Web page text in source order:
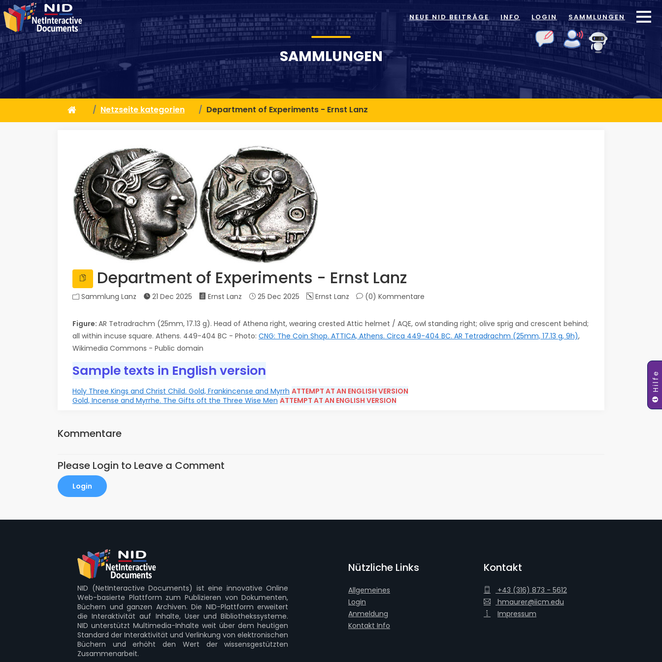
Hilfe
NEUE NID BEITRÄGE INFO LOGIN SAMMLUNGEN
SAMMLUNGEN
Netzseite kategorien Department of Experiments - Ernst Lanz
Department of Experiments - Ernst Lanz
Sammlung Lanz 21 Dec 2025 Ernst Lanz 25 Dec 2025 Ernst Lanz (0) Kommentare
Figure: AR Tetradrachm (25mm, 17.13 g). Head of Athena right, wearing crested Attic helmet / AQE, owl standing right; olive sprig and crescent behind;
all within incuse square. Athens. 449-404 BC - Photo: CNG: The Coin Shop. ATTICA, Athens. Circa 449-404 BC. AR Tetradrachm (25mm, 17.13 g, 9h),
Wikimedia Commons - Public domain
Sample texts in English version
Holy Three Kings and Christ Child. Gold, Frankincense and Myrrh ATTEMPT AT AN ENGLISH VERSION
Gold, Incense and Myrrhe. The Gifts oft the Three Wise Men ATTEMPT AT AN ENGLISH VERSION
Kommentare
Please Login to Leave a Comment
Login
NID (NetInteractive Documents) ist eine innovative Online
Web-basierte Plattform zum Publizieren von Dokumenten,
Büchern und ganzen Archiven. Die NID-Plattform erweitert
die Interaktivität auf Inhalte, User und Bibliothekssysteme.
NID unterstützt Multimedia-Inhalte weit über dem heutigen
Standard der Interaktivität und Verlinkung von elektronischen
Büchern und erhöht den Wert der wissensgestützten
Zusammenarbeit.
Nützliche Links
Allgemeines
Login
Anmeldung
Kontakt Info
Kontakt
+43 (316) 873 - 5612
hmaurer@iicm.edu
Impressum